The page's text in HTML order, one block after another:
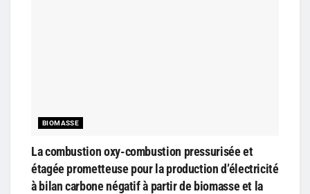
BIOMASSE
La combustion oxy-combustion pressurisée et
étagée prometteuse pour la production d’électricité
à bilan carbone négatif à partir de biomasse et la